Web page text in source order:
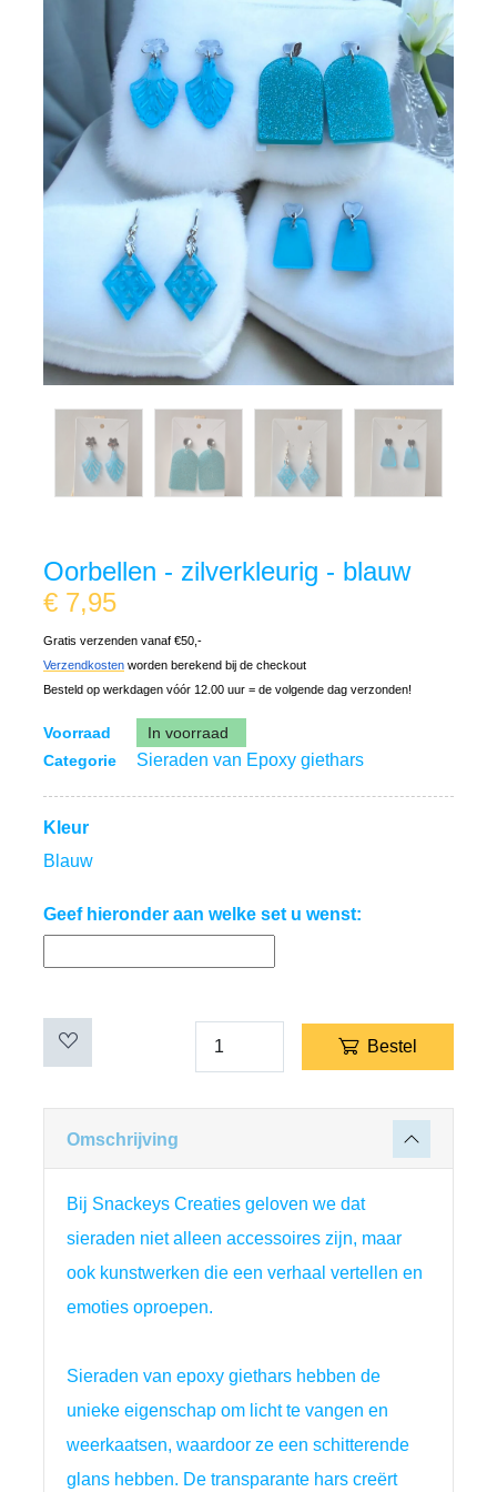
Oorbellen - zilverkleurig - blauw
€ 7,95
Gratis verzenden vanaf €50,-
Verzendkosten worden berekend bij de checkout
Besteld op werkdagen vóór 12.00 uur = de volgende dag verzonden!
Voorraad
In voorraad
Categorie
Sieraden van Epoxy giethars
Kleur
Blauw
Geef hieronder aan welke set u wenst:
Bestel
Omschrijving
Bij Snackeys Creaties geloven we dat
sieraden niet alleen accessoires zijn, maar
ook kunstwerken die een verhaal vertellen en
emoties oproepen.
Sieraden van epoxy giethars hebben de
unieke eigenschap om licht te vangen en
weerkaatsen, waardoor ze een schitterende
glans hebben. De transparante hars creërt